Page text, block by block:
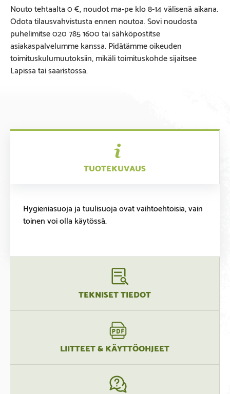
Nouto tehtaalta 0 €, noudot ma-pe klo 8-14 välisenä aikana.
Odota tilausvahvistusta ennen noutoa. Sovi noudosta
puhelimitse 020 785 1600 tai sähköpostitse
asiakaspalvelumme kanssa. Pidätämme oikeuden
toimituskulumuutoksiin, mikäli toimituskohde sijaitsee
Lapissa tai saaristossa.
TUOTEKUVAUS
Hygieniasuoja ja tuulisuoja ovat vaihtoehtoisia, vain
toinen voi olla käytössä.
TEKNISET TIEDOT
LIITTEET & KÄYTTÖOHJEET